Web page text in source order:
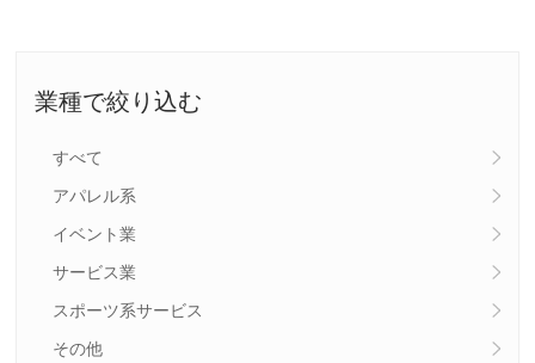
業種で絞り込む
すべて
アパレル系
イベント業
サービス業
スポーツ系サービス
その他